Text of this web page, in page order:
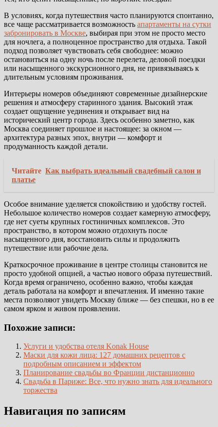
В условиях, когда путешествия часто планируются спонтанно,
все чаще рассматривается возможность апартаменты на сутки
забронировать в Москве, выбирая при этом не просто место
для ночлега, а полноценное пространство для отдыха. Такой
подход позволяет чувствовать себя свободнее: можно
остановиться на одну ночь после перелета, деловой поездки
или насыщенного экскурсионного дня, не привязываясь к
длительным условиям проживания.
Интерьеры номеров объединяют современные дизайнерские
решения и атмосферу старинного здания. Высокий этаж
создает ощущение уединения и открывает вид на
исторический центр города. Здесь особенно заметно, как
Москва соединяет прошлое и настоящее: за окном —
архитектура разных эпох, внутри — комфорт и
продуманность каждой детали.
Читайте Как выбрать идеальный свадебный салон и
платье
Особое внимание уделяется спокойствию и удобству гостей.
Небольшое количество номеров создает камерную атмосферу,
где нет суеты крупных гостиничных комплексов. Это
пространство, в котором можно отдохнуть после
насыщенного дня, восстановить силы и продолжить
путешествие или рабочие дела.
Краткосрочное проживание в центре столицы становится не
просто удобной опцией, а частью нового образа путешествий.
Когда время ограничено, особенно важно, чтобы каждая
деталь работала на комфорт и впечатления. И именно такие
места позволяют увидеть Москву ближе — без спешки, но в ее
самом ярком и живом проявлении.
Похожие записи:
Услуги и удобства отеля Konak House
Маски для кожи лица: 127 домашних рецептов с
подробным описанием и эффектом
Планирование свадьбы во Франции дистанционно
Свадьба в Париже: Все, что нужно знать для идеального
торжества
Навигация по записям